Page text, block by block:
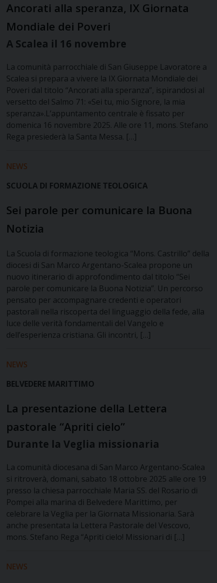
Ancorati alla speranza, IX Giornata
Mondiale dei Poveri
A Scalea il 16 novembre
La comunità parrocchiale di San Giuseppe Lavoratore a
Scalea si prepara a vivere la IX Giornata Mondiale dei
Poveri dal titolo “Ancorati alla speranza”, ispirandosi al
versetto del Salmo 71: «Sei tu, mio Signore, la mia
speranza».L’appuntamento centrale è fissato per
domenica 16 novembre 2025. Alle ore 11, mons. Stefano
Rega presiederà la Santa Messa. […]
NEWS
SCUOLA DI FORMAZIONE TEOLOGICA
Sei parole per comunicare la Buona
Notizia
La Scuola di formazione teologica “Mons. Castrillo” della
diocesi di San Marco Argentano-Scalea propone un
nuovo itinerario di approfondimento dal titolo “Sei
parole per comunicare la Buona Notizia”. Un percorso
pensato per accompagnare credenti e operatori
pastorali nella riscoperta del linguaggio della fede, alla
luce delle verità fondamentali del Vangelo e
dell’esperienza cristiana. Gli incontri, […]
NEWS
BELVEDERE MARITTIMO
La presentazione della Lettera
pastorale “Apriti cielo”
Durante la Veglia missionaria
La comunità diocesana di San Marco Argentano-Scalea
si ritroverà, domani, sabato 18 ottobre 2025 alle ore 19
presso la chiesa parrocchiale Maria SS. del Rosario di
Pompei alla marina di Belvedere Marittimo, per
celebrare la Veglia per la Giornata Missionaria. Sarà
anche presentata la Lettera Pastorale del Vescovo,
mons. Stefano Rega “Apriti cielo! Missionari di […]
NEWS